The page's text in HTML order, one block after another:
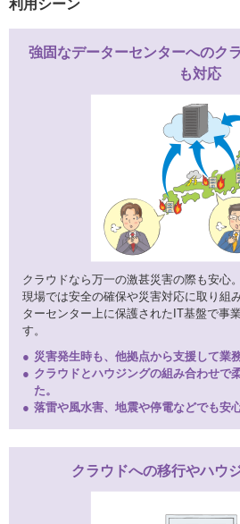
利用シーン
強固なデーターセンターへのク
も対応
クラウドなら万一の激甚災害の際も安心。
現場では安全の確保や災害対応に取り組
ターセンター上に保護されたIT基盤で事
す。
災害発生時も、他拠点から支援して業
クラウドとハウジングの組み合わせ
た。
落雷や風水害、地震や停電などでも安心
クラウドへの移行やハウ